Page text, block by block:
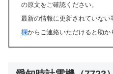
の原文をご確認ください。
最新の情報に更新されていない
欄からご連絡いただけると助か